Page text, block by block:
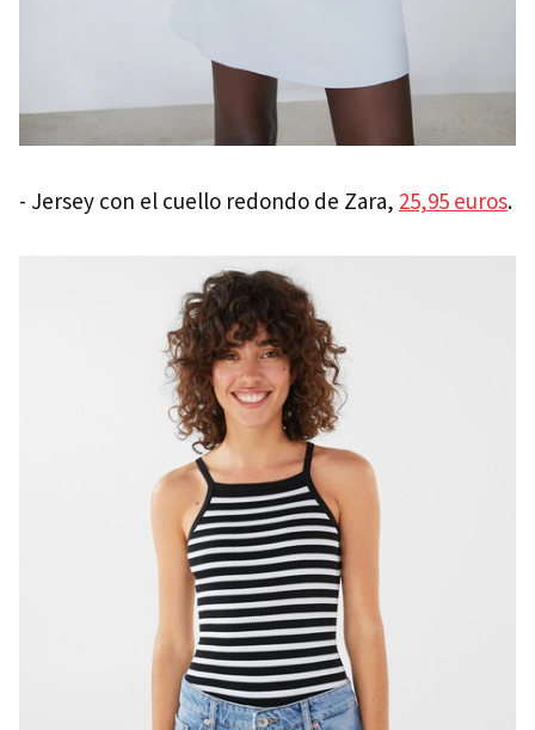
- Jersey con el cuello redondo de Zara, 25,95 euros.